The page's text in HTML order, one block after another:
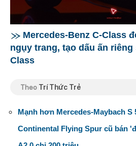
Mercedes-Benz C-Class
ngụy trang, tạo dấu ấn
Class
Theo Trí Thức Trẻ
Mạnh hơn Mercedes-Maybach S
Continental Flying Spur cũ bán